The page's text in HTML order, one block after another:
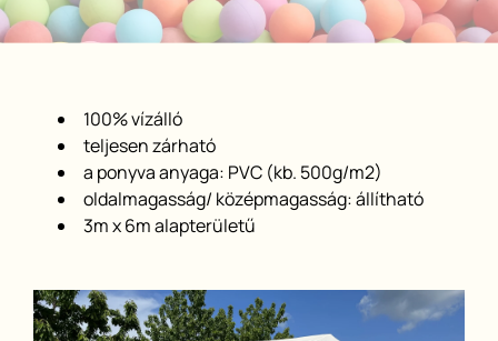
100% vízálló
teljesen zárható
a ponyva anyaga: PVC (kb. 500g/m2)
oldalmagasság/ középmagasság: állítható
3m x 6m alapterületű
Image